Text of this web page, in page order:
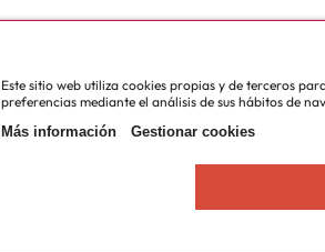
Este sitio web utiliza cookies propias y de terceros
preferencias mediante el análisis de sus hábitos de
Más información
Gestionar cookies